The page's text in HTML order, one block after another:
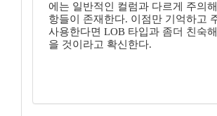
에는 일반적인 컬럼과 다르게 주의
항들이 존재한다. 이점만 기억하고
사용한다면 LOB 타입과 좀더 친숙
을 것이라고 확신한다.